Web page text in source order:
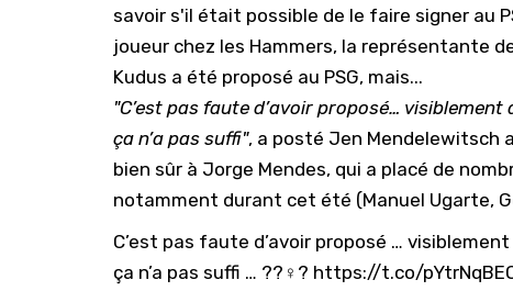
savoir s'il était possible de le faire signer au
joueur chez les Hammers, la représentante
Kudus a été proposé au PSG, mais...
"C’est pas faute d’avoir proposé…
ça n’a pas suffi", a posté Jen Mendelewitsch
bien sûr à Jorge Mendes, qui a placé de
notamment durant cet été (Manuel Ugarte,
C’est pas faute d’avoir proposé …
ça n’a pas suffi … ??‍♀️? https://t.co/